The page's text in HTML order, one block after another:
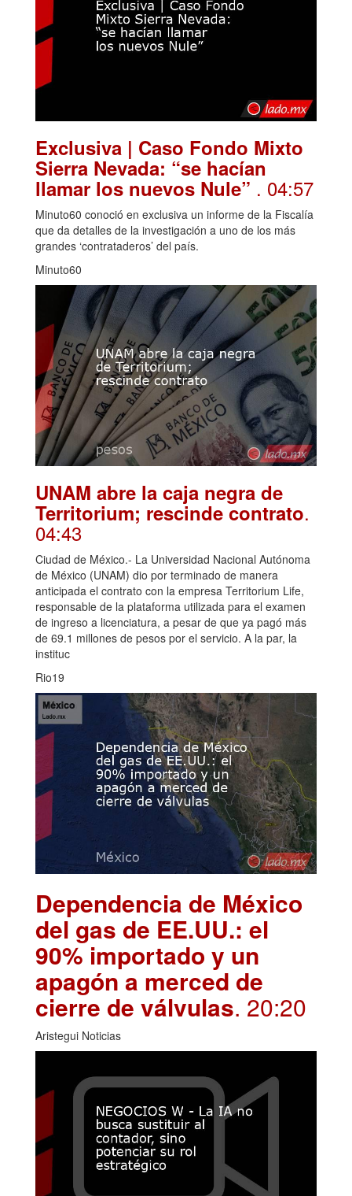
Exclusiva | Caso Fondo Mixto
Sierra Nevada: “se hacían
llamar los nuevos Nule” . 04:57
Minuto60 conoció en exclusiva un informe de la Fiscalía
que da detalles de la investigación a uno de los más
grandes ‘contrataderos’ del país.
Minuto60
UNAM abre la caja negra de
Territorium; rescinde contrato.
04:43
Ciudad de México.- La Universidad Nacional Autónoma
de México (UNAM) dio por terminado de manera
anticipada el contrato con la empresa Territorium Life,
responsable de la plataforma utilizada para el examen
de ingreso a licenciatura, a pesar de que ya pagó más
de 69.1 millones de pesos por el servicio. A la par, la
instituc
Rio19
Dependencia de México
del gas de EE.UU.: el
90% importado y un
apagón a merced de
cierre de válvulas. 20:20
Aristegui Noticias